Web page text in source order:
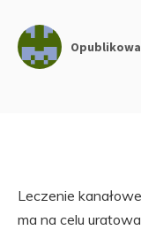
Leczenie
ma na celu